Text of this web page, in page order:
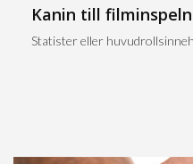
Kanin till
Statister eller